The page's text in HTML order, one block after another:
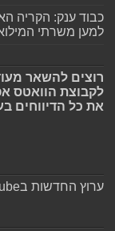
כבוד ענק: הקריה
למען משרתי
רוצים להשאר
לקבוצת הוואטס
את כל הדיווחים
ערוץ החדשות בyou tube